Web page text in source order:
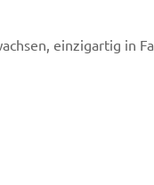
einzigartig in